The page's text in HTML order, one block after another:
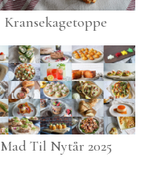
Kransekagetoppe
Mad Til Nytår 2025